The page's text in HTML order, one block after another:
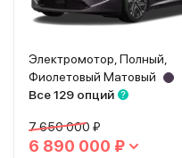
Электромотор, Полный,
Фиолетовый Матовый
Все 129 опций
7 650 000 ₽
6 890 000 ₽